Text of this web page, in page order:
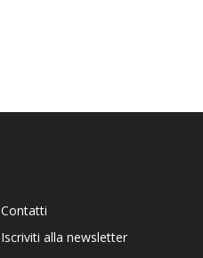
Contatti
Iscriviti alla newsletter